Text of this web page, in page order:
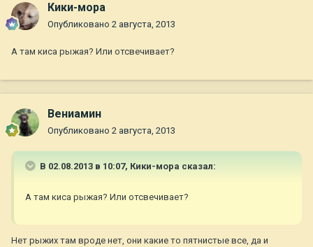
Кики-мора
Опубликовано 2 августа, 2013
А там киса рыжая? Или отсвечивает?
Вениамин
Опубликовано 2 августа, 2013
В 02.08.2013 в 10:07, Кики-мора сказал:
А там киса рыжая? Или отсвечивает?
Нет рыжих там вроде нет, они какие то пятнистые все, да и